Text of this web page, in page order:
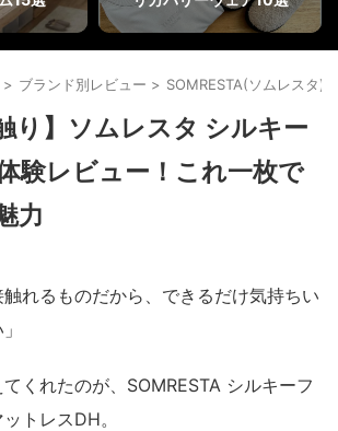
> ブランド別レビュー > SOMRESTA(ソムレスタ)
り】ソムレスタ シルキー
験レビュー！これ一枚で
力
触れるものだから、できるだけ気持ちい
くれたのが、SOMRESTA シルキーフ
トレスDH。